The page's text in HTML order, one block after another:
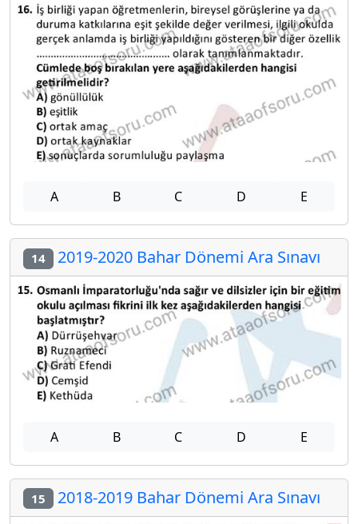
A B C D E
14 2019-2020 Bahar Dönemi Ara Sınavı
A B C D E
15 2018-2019 Bahar Dönemi Ara Sınavı